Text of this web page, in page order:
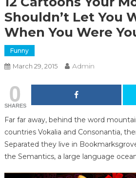
Shouldn’t Let You
When You Were
Funny
March 29, 2015 Admin
0
SHARES
Far far away, behind the word
countries Vokalia and Consonantia,
Separated they live in
the Semantics, a large language